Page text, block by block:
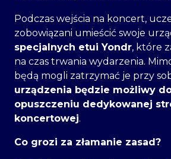
Podczas wejścia na koncert,
zobowiązani umieścić swoje
specjalnych etui Yondr, które
na czas trwania wydarzenia.
będą mogli zatrzymać je przy
urządzenia będzie możliwy
opuszczeniu dedykowanej
koncertowej.
Co grozi za złamanie zasad?